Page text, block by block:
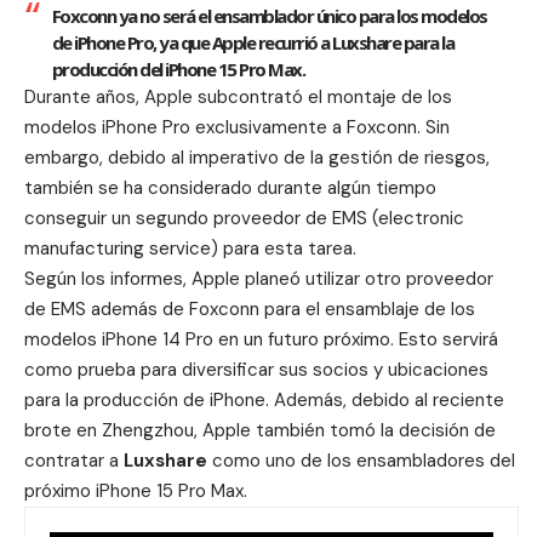
Foxconn ya no será el ensamblador único para los modelos
de iPhone Pro, ya que Apple recurrió a Luxshare para la
producción del iPhone 15 Pro Max.
Durante años, Apple subcontrató el montaje de los
modelos iPhone Pro exclusivamente a Foxconn. Sin
embargo, debido al imperativo de la gestión de riesgos,
también se ha considerado durante algún tiempo
conseguir un segundo proveedor de EMS (electronic
manufacturing service) para esta tarea.
Según los informes, Apple planeó utilizar otro proveedor
de EMS además de Foxconn para el ensamblaje de los
modelos iPhone 14 Pro en un futuro próximo. Esto servirá
como prueba para diversificar sus socios y ubicaciones
para la producción de iPhone. Además, debido al reciente
brote en Zhengzhou, Apple también tomó la decisión de
contratar a Luxshare como uno de los ensambladores del
próximo iPhone 15 Pro Max.